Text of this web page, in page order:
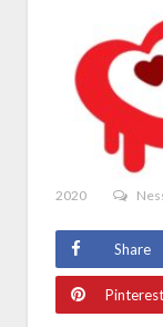
2020
Share
Pinterest